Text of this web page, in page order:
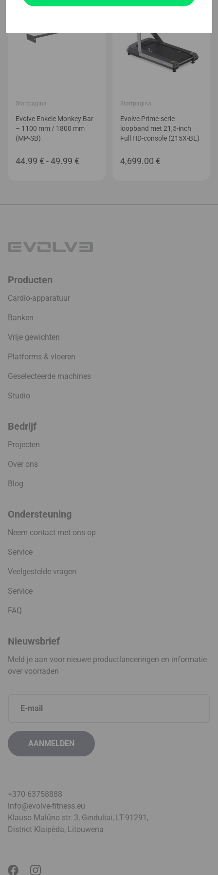
Startpagina
Evolve Enkele Monkey Bar
– 1100 mm / 1800 mm
(MP-SB)
44.99 € -49.99 € Prijsklasse:
Startpagina
Evolve Prime-serie
loopband met 21,5-inch
Full HD-console (215X-BL)
4,699.00 €
Producten
Cardio-apparatuur
Banken
Vrije gewichten
Platforms & vloeren
Geselecteerde machines
Studio
Bedrijf
Projecten
Over ons
Blog
Ondersteuning
Neem contact met ons op
Service
Veelgestelde vragen
Service
FAQ
Nieuwsbrief
Meld je aan voor nieuwe productlanceringen en informatie
over voorraden
+370 63758888
info@evolve-fitness.eu
Klauso Malūno str. 3, Ginduliai, LT-91291,
District Klaipėda, Litouwena